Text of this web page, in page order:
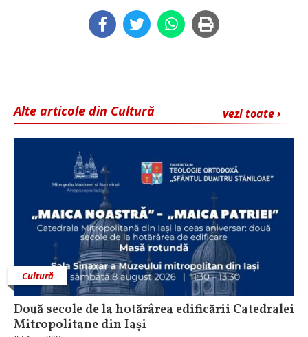
vezi toate ›
Alte articole din Cultură
Cultură
Două secole de la hotărârea edificării Catedralei
Mitropolitane din Iași